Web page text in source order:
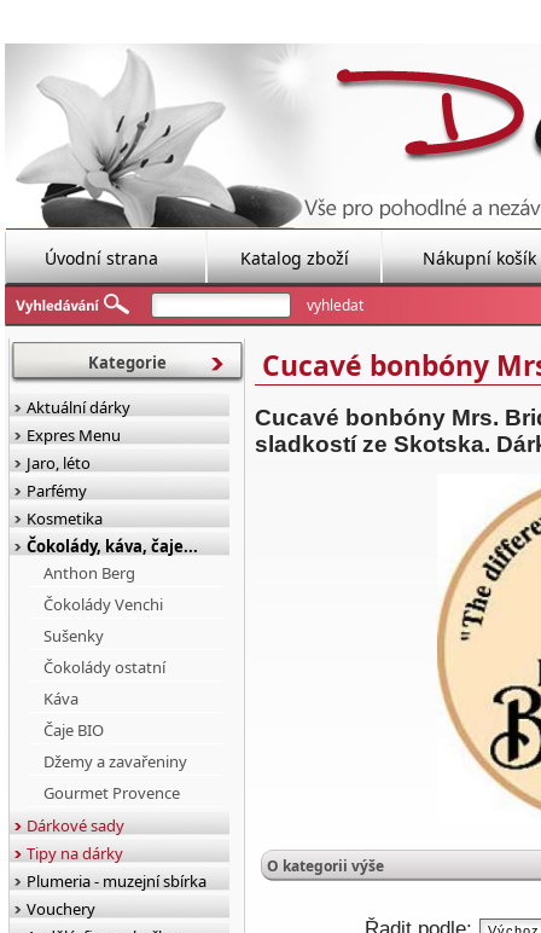
Úvodní strana Katalog zboží Nákupní košík
Cucavé bonbóny
Cucavé bonbóny Mrs.
sladkostí ze Skotska.
O kategorii výše
Kategorie
Aktuální dárky
Expres Menu
Jaro, léto
Parfémy
Kosmetika
Čokolády, káva, čaje...
Anthon Berg
Čokolády Venchi
Sušenky
Čokolády ostatní
Káva
Čaje BIO
Džemy a zavařeniny
Gourmet Provence
Dárkové sady
Tipy na dárky
Plumeria - muzejní sbírka
Vouchery